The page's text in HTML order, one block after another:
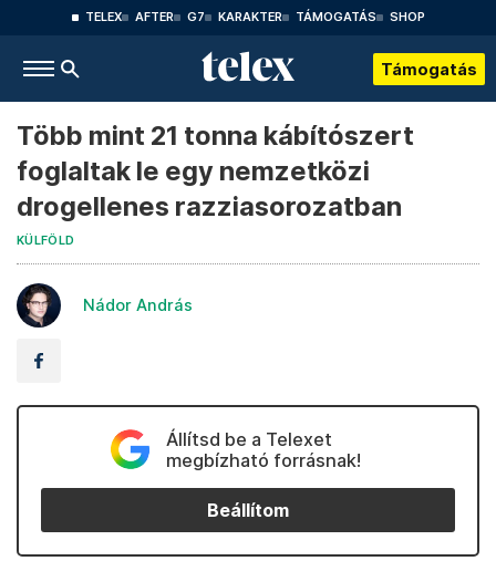
TELEX AFTER G7 KARAKTER TÁMOGATÁS SHOP
Támogatás
Több mint 21 tonna kábítószert
foglaltak le egy nemzetközi
drogellenes razziasorozatban
KÜLFÖLD
Nádor András
Állítsd be a Telexet
megbízható forrásnak!
Beállítom